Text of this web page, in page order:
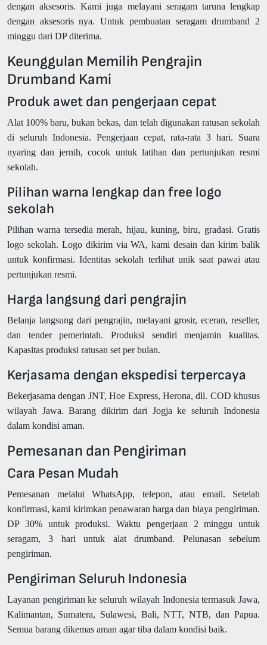
dengan aksesoris. Kami juga melayani seragam taruna lengkap
dengan aksesoris nya. Untuk pembuatan seragam drumband 2
minggu dari DP diterima.
Keunggulan Memilih Pengrajin
Drumband Kami
Produk awet dan pengerjaan cepat
Alat 100% baru, bukan bekas, dan telah digunakan ratusan sekolah
di seluruh Indonesia. Pengerjaan cepat, rata-rata 3 hari. Suara
nyaring dan jernih, cocok untuk latihan dan pertunjukan resmi
sekolah.
Pilihan warna lengkap dan free logo
sekolah
Pilihan warna tersedia merah, hijau, kuning, biru, gradasi. Gratis
logo sekolah. Logo dikirim via WA, kami desain dan kirim balik
untuk konfirmasi. Identitas sekolah terlihat unik saat pawai atau
pertunjukan resmi.
Harga langsung dari pengrajin
Belanja langsung dari pengrajin, melayani grosir, eceran, reseller,
dan tender pemerintah. Produksi sendiri menjamin kualitas.
Kapasitas produksi ratusan set per bulan.
Kerjasama dengan ekspedisi terpercaya
Bekerjasama dengan JNT, Hoe Express, Herona, dll. COD khusus
wilayah Jawa. Barang dikirim dari Jogja ke seluruh Indonesia
dalam kondisi aman.
Pemesanan dan Pengiriman
Cara Pesan Mudah
Pemesanan melalui WhatsApp, telepon, atau email. Setelah
konfirmasi, kami kirimkan penawaran harga dan biaya pengiriman.
DP 30% untuk produksi. Waktu pengerjaan 2 minggu untuk
seragam, 3 hari untuk alat drumband. Pelunasan sebelum
pengiriman.
Pengiriman Seluruh Indonesia
Layanan pengiriman ke seluruh wilayah Indonesia termasuk Jawa,
Kalimantan, Sumatera, Sulawesi, Bali, NTT, NTB, dan Papua.
Semua barang dikemas aman agar tiba dalam kondisi baik.